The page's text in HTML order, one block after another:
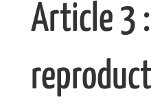
Article 3